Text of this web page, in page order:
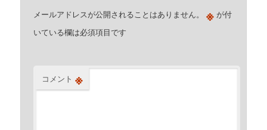
メールアドレスが公開されることはありません。 ※ が付
いている欄は必須項目です
コメント ※